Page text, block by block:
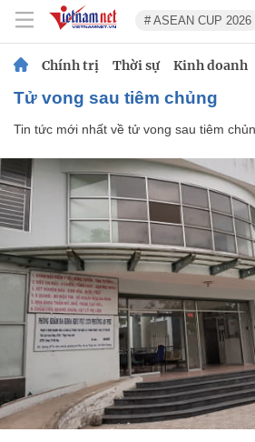
# ASEAN CUP 2026
Chính trị Thời sự Kinh doanh
tử vong sau tiêm chủng
Tin tức mới nhất về tử vong sau tiêm